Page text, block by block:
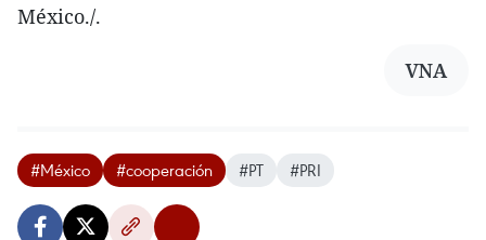
México./.
VNA
#México #cooperación #PT #PRI